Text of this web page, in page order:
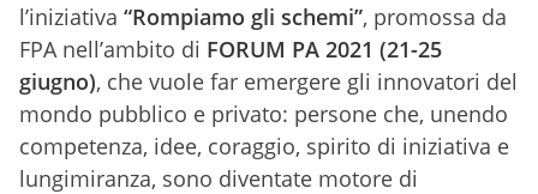
l’iniziativa “Rompiamo gli schemi”, promossa da
FPA nell’ambito di FORUM PA 2021 (21-25
giugno), che vuole far emergere gli innovatori del
mondo pubblico e privato: persone che, unendo
competenza, idee, coraggio, spirito di iniziativa e
lungimiranza, sono diventate motore di